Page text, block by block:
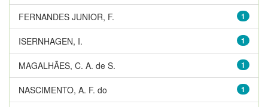
1
FERNANDES JUNIOR, F.
1
ISERNHAGEN, I.
1
MAGALHÃES, C. A. de S.
1
NASCIMENTO, A. F. do